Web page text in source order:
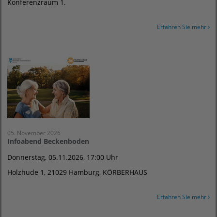
Konferenzraum 1.
Erfahren Sie mehr
05. November 2026
Infoabend Beckenboden
Donnerstag, 05.11.2026, 17:00 Uhr
Holzhude 1, 21029 Hamburg, KÖRBERHAUS
Erfahren Sie mehr